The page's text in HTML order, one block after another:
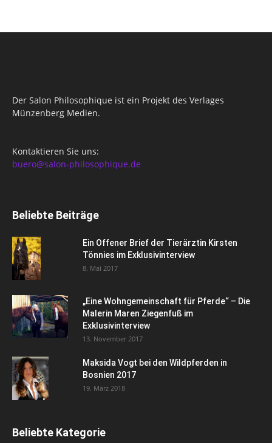
Der Salon Philosophique ist ein Projekt des Verlages
Münzenberg Medien.
Kontaktieren Sie uns:
buero@salon-philosophique.de
Beliebte Beiträge
Ein Offener Brief der Tierärztin Kirsten
Tönnies im Exklusivinterview
8. Mai 2017
„Eine Wohngemeinschaft für Pferde“ – Die
Malerin Maren Ziegenfuß im
Exklusivinterview
13. November 2017
Maksida Vogt bei den Wildpferden in
Bosnien 2017
19. März 2018
Beliebte Kategorie